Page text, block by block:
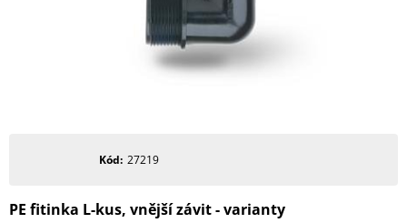
Kód 27219
PE fitinka L-kus, vnější závit - varianty